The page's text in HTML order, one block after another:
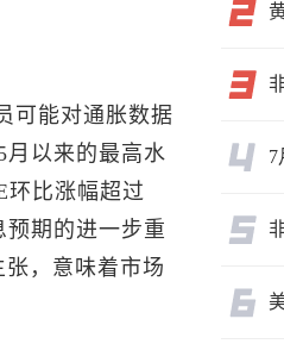
可能对通胀数据
月以来的最高水
环比涨幅超过
期的进一步重
，意味着市场